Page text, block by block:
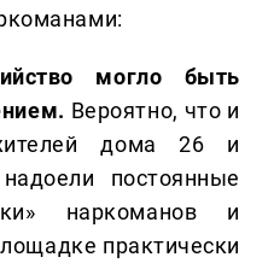
могло быть
Вероятно, что и
дома 26 и
постоянные
наркоманов и
практически